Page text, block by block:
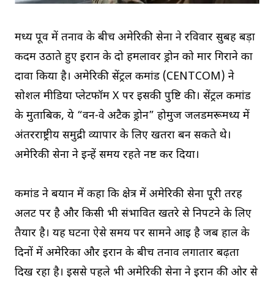
मध्य पूर्व में तनाव के बीच अमेरिकी सेना ने रविवार सुबह बड़ा
कदम उठाते हुए ईरान के दो हमलावर ड्रोन को मार गिराने का
दावा किया है। अमेरिकी सेंट्रल कमांड (CENTCOM) ने
सोशल मीडिया प्लेटफॉर्म X पर इसकी पुष्टि की। सेंट्रल कमांड
के मुताबिक, ये “वन-वे अटैक ड्रोन” होर्मुज जलडमरूमध्य में
अंतरराष्ट्रीय समुद्री व्यापार के लिए खतरा बन सकते थे।
अमेरिकी सेना ने इन्हें समय रहते नष्ट कर दिया।
कमांड ने बयान में कहा कि क्षेत्र में अमेरिकी सेना पूरी तरह
अलर्ट पर है और किसी भी संभावित खतरे से निपटने के लिए
तैयार है। यह घटना ऐसे समय पर सामने आई है जब हाल के
दिनों में अमेरिका और ईरान के बीच तनाव लगातार बढ़ता
दिख रहा है। इससे पहले भी अमेरिकी सेना ने ईरान की ओर से